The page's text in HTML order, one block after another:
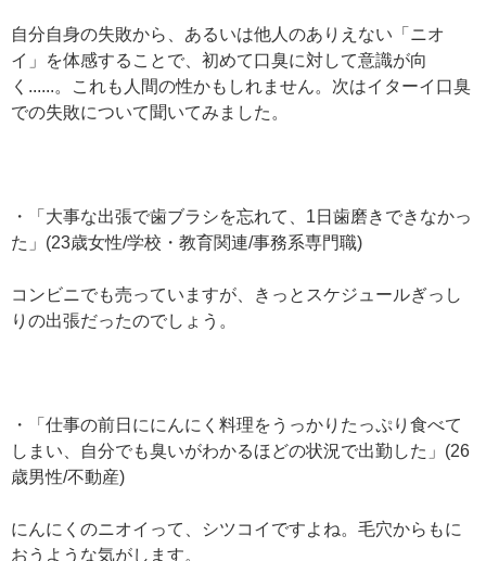
自分自身の失敗から、あるいは他人のありえない「ニオ
イ」を体感することで、初めて口臭に対して意識が向
く......。これも人間の性かもしれません。次はイターイ口臭
での失敗について聞いてみました。
・「大事な出張で歯ブラシを忘れて、1日歯磨きできなかっ
た」(23歳女性/学校・教育関連/事務系専門職)
コンビニでも売っていますが、きっとスケジュールぎっし
りの出張だったのでしょう。
・「仕事の前日ににんにく料理をうっかりたっぷり食べて
しまい、自分でも臭いがわかるほどの状況で出勤した」(26
歳男性/不動産)
にんにくのニオイって、シツコイですよね。毛穴からもに
おうような気がします。